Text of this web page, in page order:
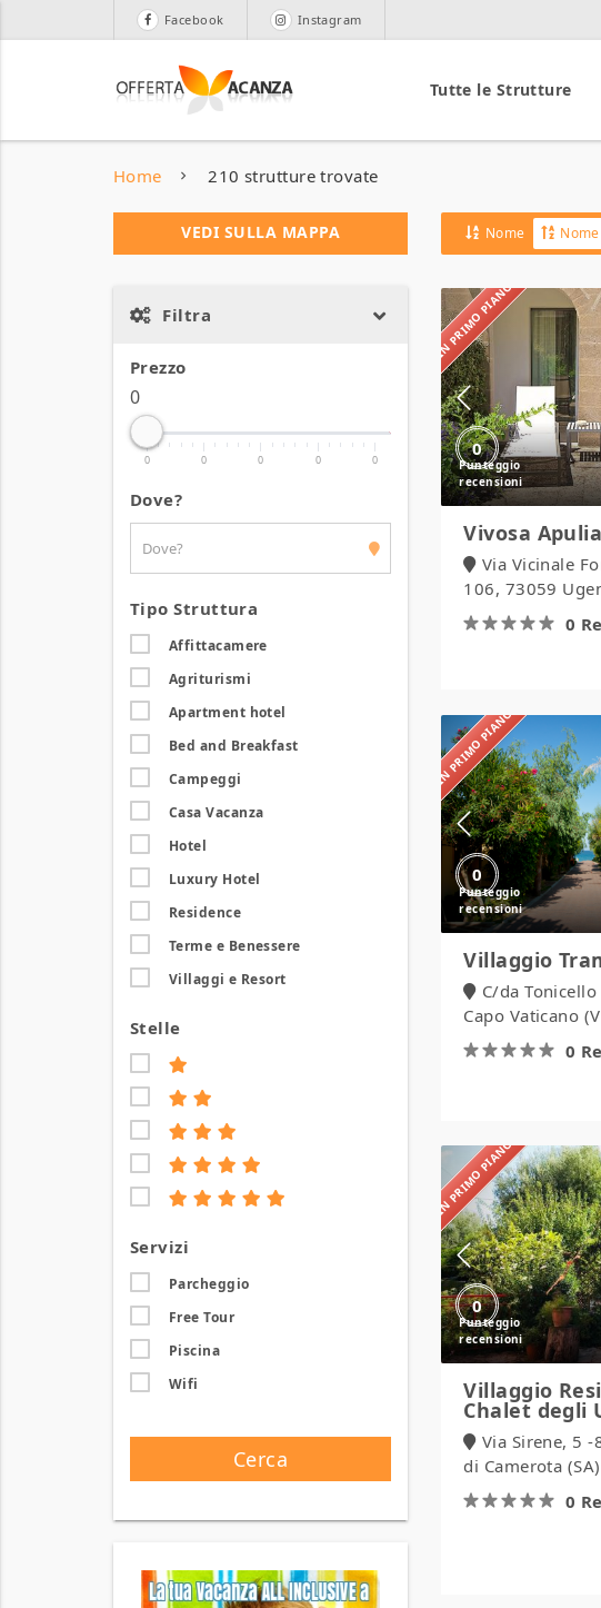
Facebook Instagram
Tutte le Strutture
Home 210 strutture trovate
VEDI SULLA MAPPA
Filtra
Prezzo
0
0 0 0 0 0
Dove?
Tipo Struttura
Affittacamere
Agriturismi
Apartment hotel
Bed and Breakfast
Campeggi
Casa Vacanza
Hotel
Luxury Hotel
Residence
Terme e Benessere
Villaggi e Resort
Stelle
Servizi
Parcheggio
Free Tour
Piscina
Wifi
Cerca
Nome Nome
IN PRIMO PIANO
0
Vivosa
Apulia
Resort
Vivosa
Via Vicinale
106, 73059
0
IN PRIMO PIANO
0
Villaggio
Tramonto
Villaggio
C/da
Capo Vaticano
0
IN PRIMO PIANO
0
Villaggio
Residence
Chalet
degli
Ulivi
Villaggio
Chalet degli
Via Sirene, 5
di Camerota (SA)
0